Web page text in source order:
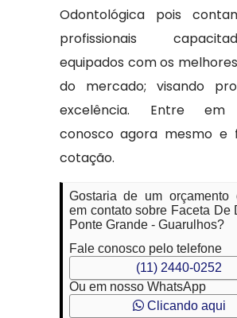
Odontológica pois
profissionais
equipados com os
do mercado; visando
excelência. Entre em
conosco agora mesmo e
cotação.
Gostaria de um orçamento
em contato sobre Faceta De
Ponte Grande - Guarulhos?
Fale conosco pelo telefone
(11) 2440-0252
Ou em nosso WhatsApp
Clicando aqui